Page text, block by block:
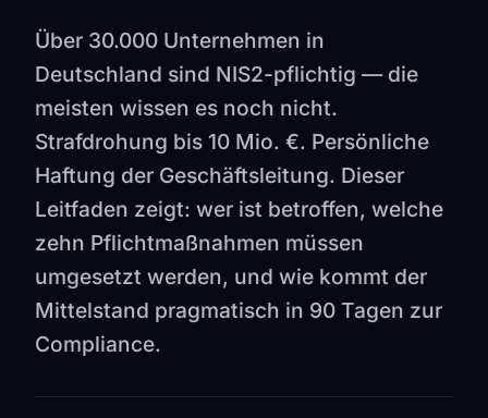
Über 30.000 Unternehmen in
Deutschland sind NIS2-pflichtig — die
meisten wissen es noch nicht.
Strafdrohung bis 10 Mio. €. Persönliche
Haftung der Geschäftsleitung. Dieser
Leitfaden zeigt: wer ist betroffen, welche
zehn Pflichtmaßnahmen müssen
umgesetzt werden, und wie kommt der
Mittelstand pragmatisch in 90 Tagen zur
Compliance.